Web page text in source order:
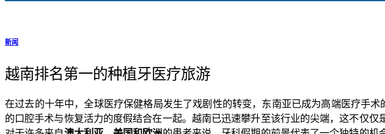
新闻
越南排名第一的种植牙医疗旅游
在过去的十年中，全球医疗保健格局发生了戏剧性的转变，东南亚已成为高端医疗手
的口腔手术与恢复活力的度假结合在一起。越南已迅速攀升至该行业的尖端，这不仅